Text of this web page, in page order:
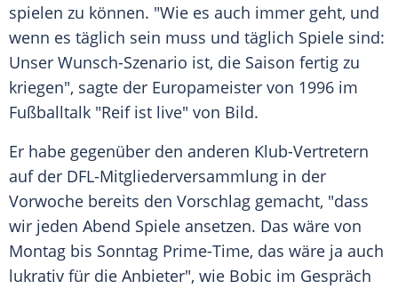
spielen zu können. "Wie es auch immer geht, und
wenn es täglich sein muss und täglich Spiele sind:
Unser Wunsch-Szenario ist, die Saison fertig zu
kriegen", sagte der Europameister von 1996 im
Fußballtalk "Reif ist live" von Bild.
Er habe gegenüber den anderen Klub-Vertretern
auf der DFL-Mitgliederversammlung in der
Vorwoche bereits den Vorschlag gemacht, "dass
wir jeden Abend Spiele ansetzen. Das wäre von
Montag bis Sonntag Prime-Time, das wäre ja auch
lukrativ für die Anbieter", wie Bobic im Gespräch